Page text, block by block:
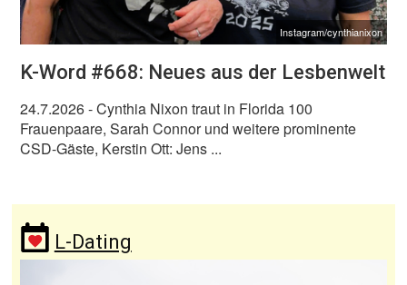
Instagram/cynthianixon
K-Word #668: Neues aus der Lesbenwelt
24.7.2026- Cynthia Nixon traut in Florida 100
Frauenpaare, Sarah Connor und weitere prominente
CSD-Gäste, Kerstin Ott: Jens ...
L-Dating